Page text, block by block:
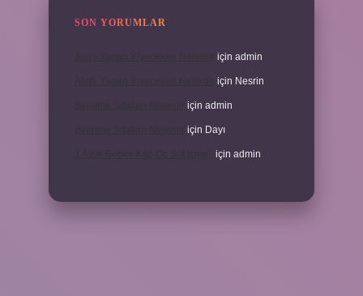
SON YORUMLAR
için admin
Alerji Yapan Yiyecekler Nelerdir için Nesrin
için admin
için Dayı
1 Aylık Bebek Kaç Cc Süt Içmeli için admin